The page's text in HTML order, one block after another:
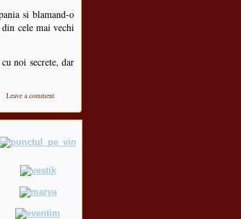
si blamand-o
din cele mai vechi
noi secrete, dar
Leave a comment